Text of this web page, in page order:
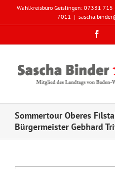
Wahlkreisbüro Geislingen: 07331
7011 |
Sommertour Oberes
Bürgermeister Gebhard